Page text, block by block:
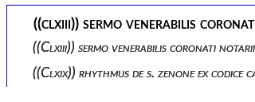
((clxiii)) sermo venerabilis
((clxiii)) sermo venerabilis coronati
((clxix)) rhythmus de s. zenone ex